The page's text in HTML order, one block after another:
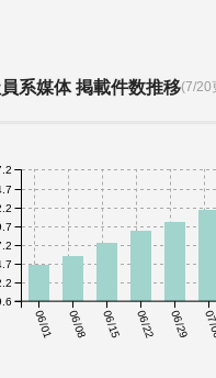
系媒体 掲載件数推移(7/20
06/01 06/08 06/15 06/22 06/29